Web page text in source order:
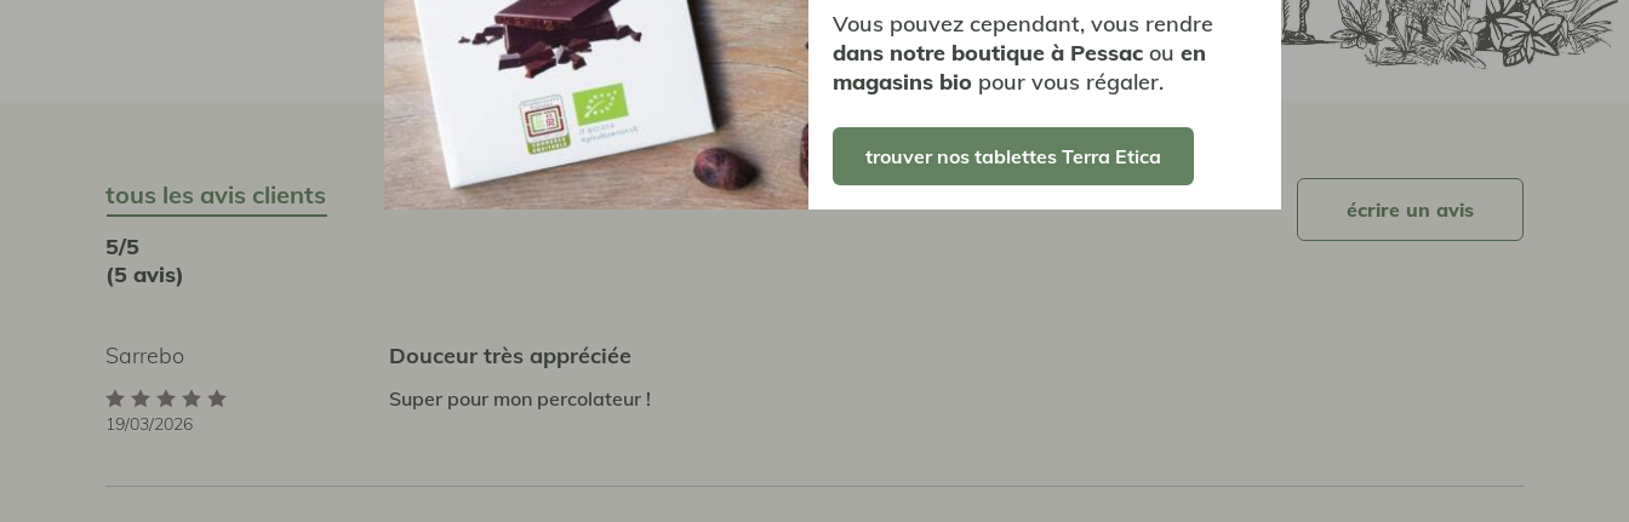
en savoir +
tous les avis clients
5/5
(5 avis)
écrire un avis
Sarrebo
19/03/2026
Douceur très appréciée
Super pour mon percolateur !
Vous pouvez cependant, vous rendre
dans notre boutique à Pessac ou en
magasins bio pour vous régaler.
trouver nos tablettes Terra Etica